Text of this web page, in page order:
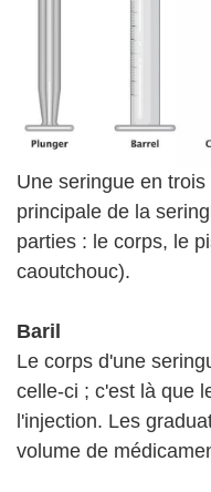
Une seringue en
principale de la
parties : le corps, le
caoutchouc).
Baril
Le corps d'une
celle-ci ; c'est là que
l'injection. Les
volume de